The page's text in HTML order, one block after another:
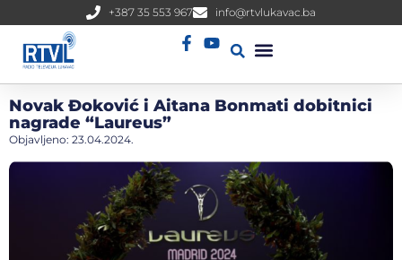
+387 35 553 967 info@rtvlukavac.ba
Novak Đoković i Aitana Bonmati dobitnici
nagrade “Laureus”
Objavljeno: 23.04.2024.